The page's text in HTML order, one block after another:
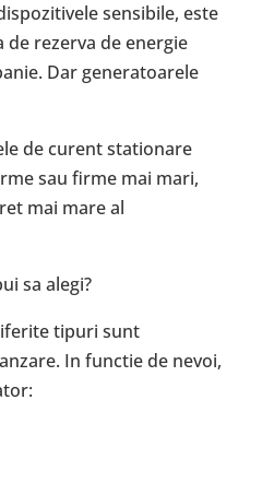
sensibile, este
rezerva de energie
Dar generatoarele
de curent stationare
sau firme mai mari,
mai mare al
sa alegi?
tipuri sunt
In functie de nevoi,